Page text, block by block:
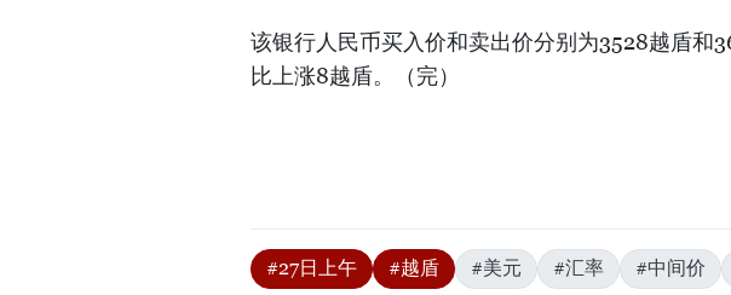
该银行人民币买入价和卖出价分别为3528越盾和
比上涨8越盾。（完）
#27日上午 #越盾 #美元 #汇率 #中间价